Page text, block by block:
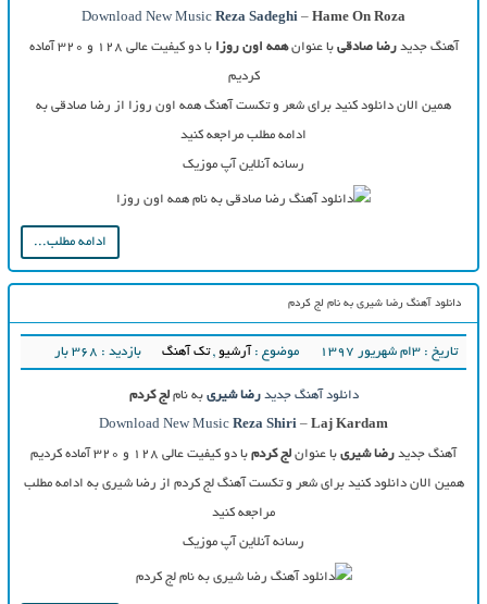
Download New Music Reza Sadeghi – Hame On Roza
آهنگ جدیدرضا صادقی با عنوانهمه اون روزا با دو کیفیت عالی ۱۲۸ و ۳۲۰ آماده
کردیم
همین الان دانلود کنید برای شعر و تکست آهنگ همه اون روزا از رضا صادقی به
ادامه مطلب مراجعه کنید
رسانه آنلاین آپ موزیک
ادامه مطلب...
دانلود آهنگ رضا شیری به نام لج کردم
تاریخ : ۳ام شهریور ۱۳۹۷ موضوع : آرشیو ,تک آهنگ بازدید : 368 بار
دانلود آهنگ جدید رضا شیری به ناملج کردم
Download New Music Reza Shiri – Laj Kardam
آهنگ جدید رضا شیری با عنوان لج کردم با دو کیفیت عالی ۱۲۸ و ۳۲۰ آماده کردیم
همین الان دانلود کنید برای شعر و تکست آهنگ لج کردم از رضا شیری به ادامه مطلب
مراجعه کنید
رسانه آنلاین آپ موزیک